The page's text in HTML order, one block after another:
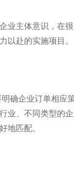
体意识，在很
赴的实施项目。
企业订单相应
业、不同类型的
匹配。